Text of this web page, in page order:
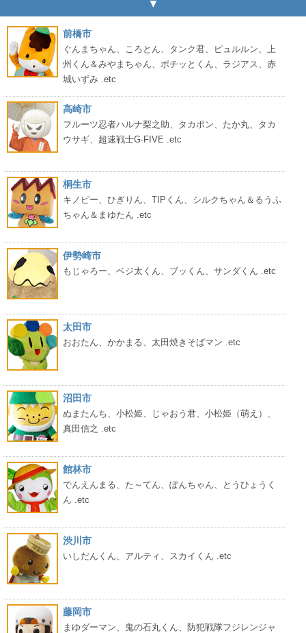
▼
前橋市
ぐんまちゃん、ころとん、タンク君、ピュルルン、上
州くん＆みやまちゃん、ポチッとくん、ラジアス、赤
城いずみ .etc
高崎市
フルーツ忍者ハルナ梨之助、タカポン、たか丸、タカ
ウサギ、超速戦士G-FIVE .etc
桐生市
キノピー、ひぎりん、TIPくん、シルクちゃん＆るうふ
ちゃん＆まゆたん .etc
伊勢崎市
もじゃろー、ベジ太くん、ブッくん、サンダくん .etc
太田市
おおたん、かかまる、太田焼きそばマン .etc
沼田市
ぬまたんち、小松姫、じゃおう君、小松姫（萌え）、
真田信之 .etc
館林市
でんえんまる、た～てん、ぽんちゃん、とうひょうく
ん .etc
渋川市
いしだんくん、アルティ、スカイくん .etc
藤岡市
まゆダーマン、鬼の石丸くん、防犯戦隊フジレンジャ